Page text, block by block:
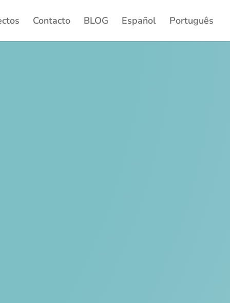
Contacto BLOG Español Português